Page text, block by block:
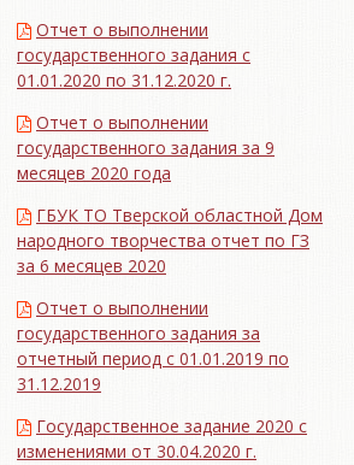
Отчет о выполнении
государственного задания с
01.01.2020 по 31.12.2020 г.
Отчет о выполнении
государственного задания за 9
месяцев 2020 года
ГБУК ТО Тверской областной Дом
народного творчества отчет по ГЗ
за 6 месяцев 2020
Отчет о выполнении
государственного задания за
отчетный период с 01.01.2019 по
31.12.2019
Государственное задание 2020 с
изменениями от 30.04.2020 г.